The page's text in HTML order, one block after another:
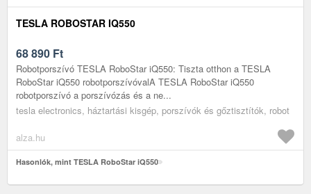
TESLA ROBOSTAR IQ550
68 890 Ft
Robotporszívó TESLA RoboStar iQ550: Tiszta otthon a TESLA
RoboStar iQ550 robotporszívóvalA TESLA RoboStar iQ550
robotporszívó a porszívózás és a ne...
tesla electronics, háztartási kisgép, porszívók és gőztisztítók, robot
alza.hu
Hasonlók, mint TESLA RoboStar iQ550